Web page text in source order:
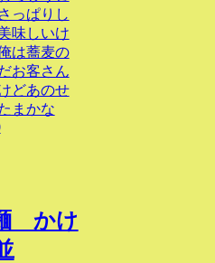
っぱりし
味しいけ
は蕎麦の
お客さん
どあのせ
まかな
かけ